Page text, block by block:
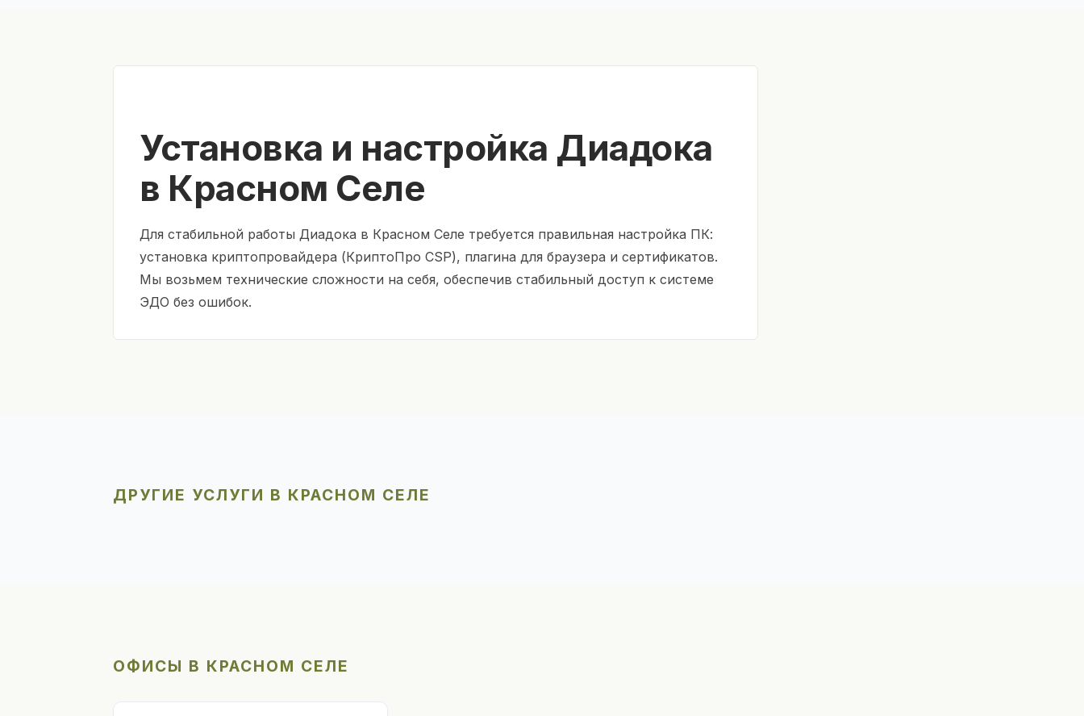
Установка и настройка Диадока
в Красном Селе
Для стабильной работы Диадока в Красном Селе требуется правильная настройка ПК:
установка криптопровайдера (КриптоПро CSP), плагина для браузера и сертификатов.
Мы возьмем технические сложности на себя, обеспечив стабильный доступ к системе
ЭДО без ошибок.
ДРУГИЕ УСЛУГИ В КРАСНОМ СЕЛЕ
ОФИСЫ В КРАСНОМ СЕЛЕ